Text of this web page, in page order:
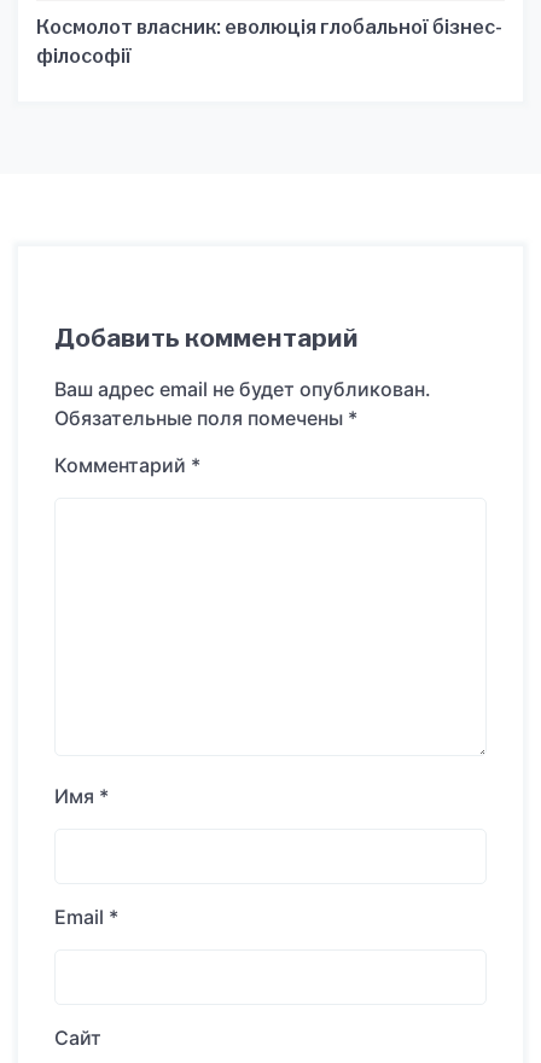
Космолот власник: еволюція глобальної бізнес-
філософії
Добавить комментарий
Ваш адрес email не будет опубликован.
Обязательные поля помечены *
Комментарий *
Имя *
Email *
Сайт